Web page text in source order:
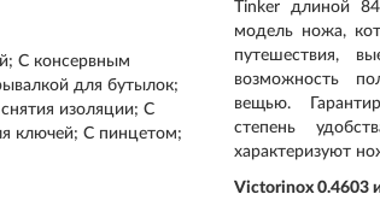
С консервным
для бутылок;
изоляции; С
ключей; С пинцетом;
Tinker длиной
модель ножа,
путешествия,
возможность
вещью.
степень
характеризуют
Victorinox 0.4603